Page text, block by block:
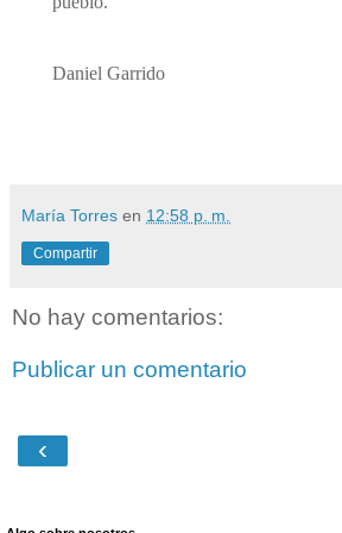
Daniel Garrido
María Torres en 12:58 p. m.
Compartir
No hay comentarios:
Publicar un comentario
‹